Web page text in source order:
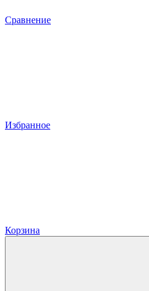
Сравнение
Избранное
Корзина